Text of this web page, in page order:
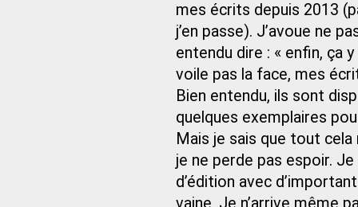
mes écrits depuis 2013
j’en passe). J’avoue ne
entendu dire : « enfin, ça
voile pas la face, mes
Bien entendu, ils sont
quelques exemplaires
Mais je sais que tout cela
je ne perde pas espoir.
d’édition avec